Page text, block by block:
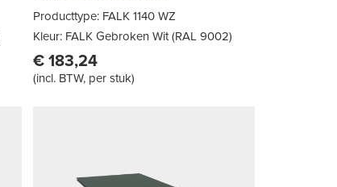
Producttype: FALK 1140 WZ
Kleur: FALK Gebroken Wit (RAL 9002)
€ 183,24
(incl. BTW, per stuk)